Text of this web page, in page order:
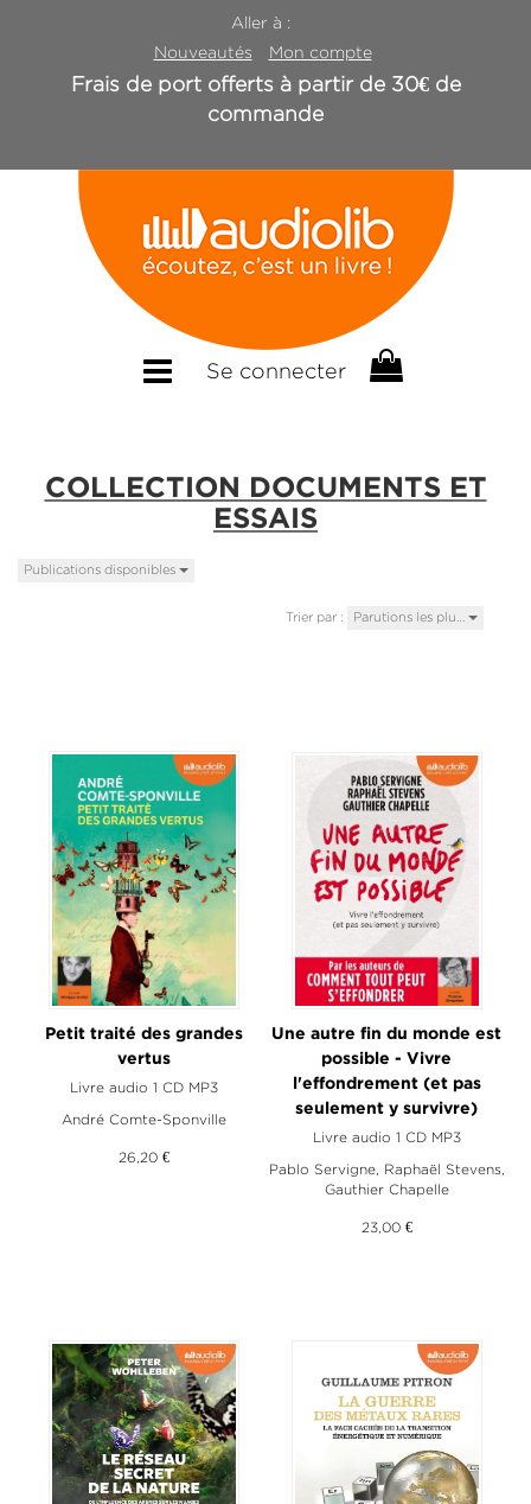
Aller à :
Nouveautés
Mon compte
Frais de port offerts à partir de 30€ de
commande
Se connecter
COLLECTION DOCUMENTS ET
ESSAIS
Publications disponibles
Trier par : Parutions les plu…
Petit traité des grandes
vertus
Livre audio 1 CD MP3
André Comte-Sponville
26,20 €
Une autre fin du monde est
possible - Vivre
l'effondrement (et pas
seulement y survivre)
Livre audio 1 CD MP3
Pablo Servigne, Raphaël Stevens,
Gauthier Chapelle
23,00 €